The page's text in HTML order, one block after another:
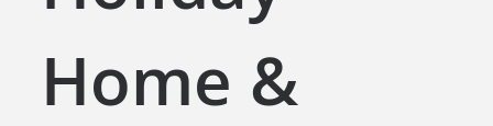
Home &